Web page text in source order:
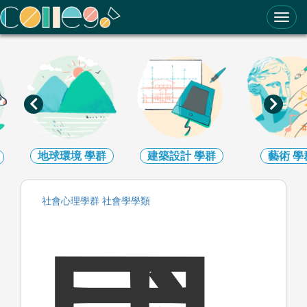
ColleGo! 大學選才與高中育才輔助系統
地球環境學群 建築設計學群 藝術 學
社會心理學群 社會學學類